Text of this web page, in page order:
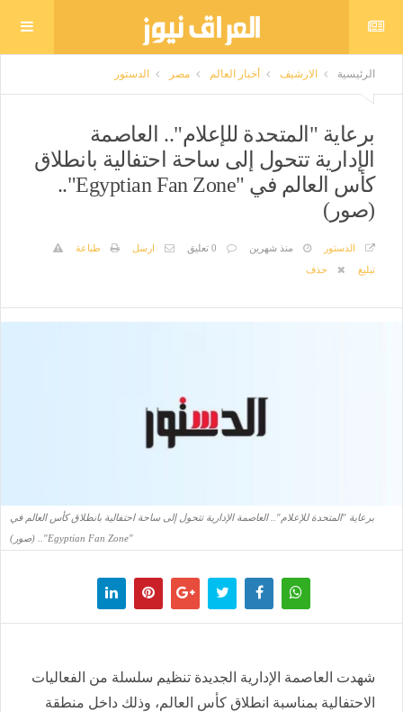
الرئيسية الارشيف أخبار العالم مصر الدستور
برعاية "المتحدة للإعلام".. العاصمة
الإدارية تتحول إلى ساحة احتفالية بانطلاق
كأس العالم في "Egyptian Fan Zone"..
(صور)
الدستور منذ شهرين 0 تعليق ارسل
طباعة
تبليغ
حذف
برعاية "المتحدة للإعلام".. العاصمة الإدارية تتحول إلى ساحة احتفالية بانطلاق كأس العالم في
"Egyptian Fan Zone".. (صور)
شهدت العاصمة الإدارية الجديدة تنظيم سلسلة من الفعاليات
الاحتفالية بمناسبة انطلاق كأس العالم، وذلك داخل منطقة